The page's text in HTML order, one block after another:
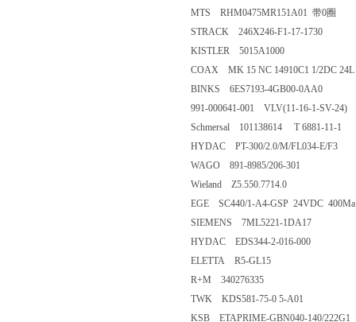
MTS RHM0475MR151A01 带0圈
STRACK 246X246-F1-17-1730
KISTLER 5015A1000
COAX MK 15 NC 14910C1 1/2DC 24L
BINKS 6ES7193-4GB00-0AA0
991-000641-001 VLV(11-16-1-SV-24)
Schmersal 101138614 T 6881-11-1
HYDAC PT-300/2.0/M/FL034-E/F3
WAGO 891-8985/206-301
Wieland Z5.550.7714.0
EGE SC440/1-A4-GSP 24VDC
SIEMENS 7ML5221-1DA17
HYDAC EDS344-2-016-000
ELETTA R5-GL15
R+M 340276335
TWK KDS581-75-0 5-A01
KSB ETAPRIME-GBN040-140/222G1